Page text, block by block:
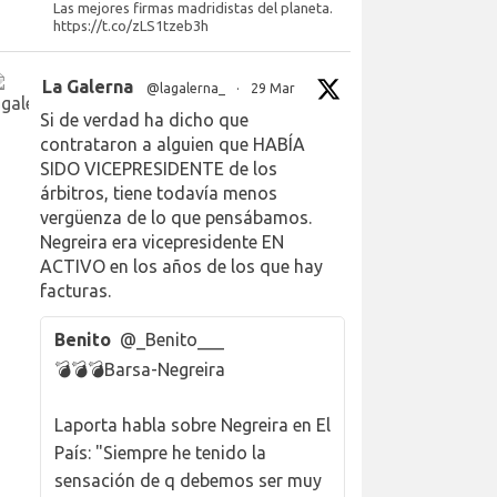
Las mejores firmas madridistas del planeta.
https://t.co/zLS1tzeb3h
La Galerna @lagalerna_ · 29 Mar
Si de verdad ha dicho que
contrataron a alguien que HABÍA
SIDO VICEPRESIDENTE de los
árbitros, tiene todavía menos
vergüenza de lo que pensábamos.
Negreira era vicepresidente EN
ACTIVO en los años de los que hay
facturas.
Benito @_Benito___
💣💣💣Barsa-Negreira
Laporta habla sobre Negreira en El
País: "Siempre he tenido la
sensación de q debemos ser muy